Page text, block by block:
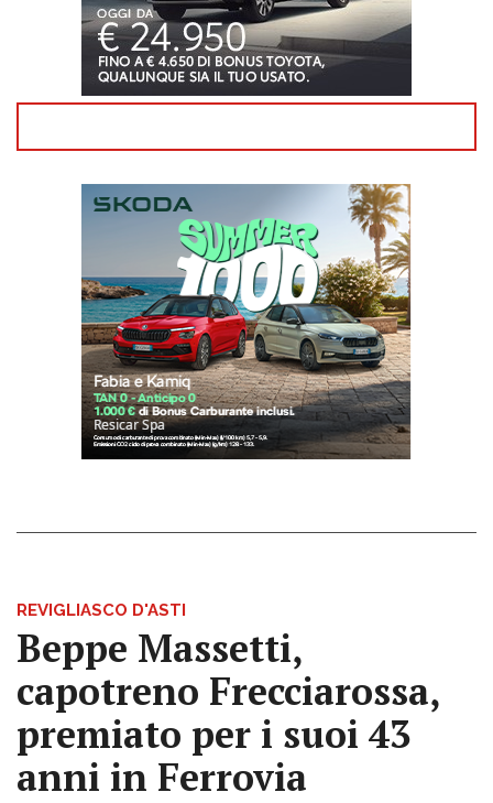
REVIGLIASCO D'ASTI
Beppe Massetti,
capotreno Frecciarossa,
premiato per i suoi 43
anni in Ferrovia